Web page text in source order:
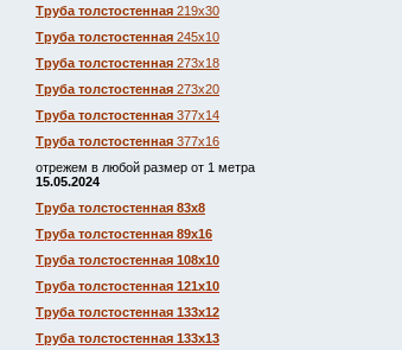
Труба толстостенная 219х30
Труба толстостенная 245х10
Труба толстостенная 273х18
Труба толстостенная 273х20
Труба толстостенная 377х14
Труба толстостенная 377х16
отрежем в любой размер от 1 метра
15.05.2024
Труба толстостенная 83х8
Труба толстостенная 89х16
Труба толстостенная 108х10
Труба толстостенная 121х10
Труба толстостенная 133х12
Труба толстостенная 133х13